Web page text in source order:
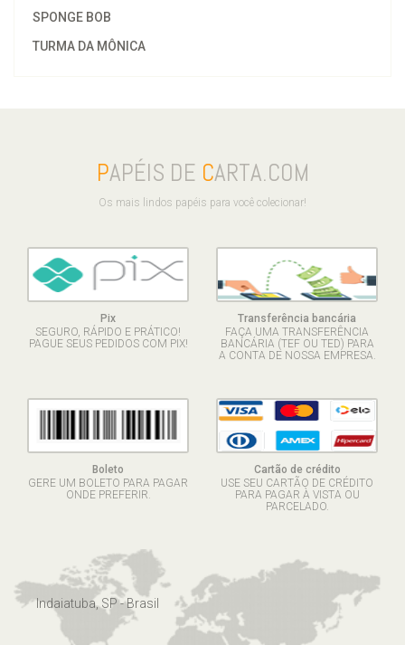
SPONGE BOB
TURMA DA MÔNICA
PAPÉIS DE CARTA.COM
Os mais lindos papéis para você colecionar!
Pix
SEGURO, RÁPIDO E PRÁTICO!
PAGUE SEUS PEDIDOS COM PIX!
Transferência bancária
FAÇA UMA TRANSFERÊNCIA
BANCÁRIA (TEF OU TED) PARA
A CONTA DE NOSSA EMPRESA.
Boleto
GERE UM BOLETO PARA PAGAR
ONDE PREFERIR.
Cartão de crédito
USE SEU CARTÃO DE CRÉDITO
PARA PAGAR À VISTA OU
PARCELADO.
Indaiatuba, SP - Brasil